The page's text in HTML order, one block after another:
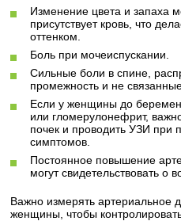
Изменение цвета и запаха
присутствует кровь, что
оттенком.
Боль при мочеиспускании.
Сильные боли в спине,
промежность и не
Если у женщины до
или гломерулонефрит,
почек и проводить УЗИ при
симптомов.
Постоянное повышение
могут свидетельствовать о
Важно измерять артериальное
женщины, чтобы